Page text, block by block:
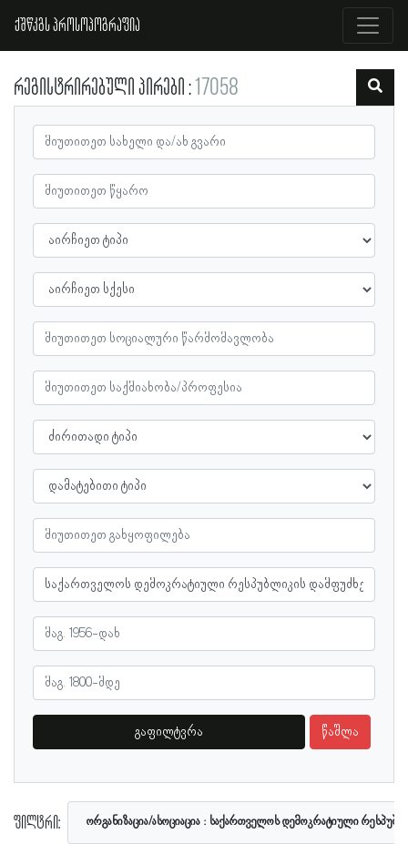
ქშწკგს პროსოპოგრაფია
რეგისტრირებული პირები 17058
გაფილტვრა წაშლა
ფილტრი: ორგანიზაცია/ასოციაცია საქართველოს დემოკრატიული